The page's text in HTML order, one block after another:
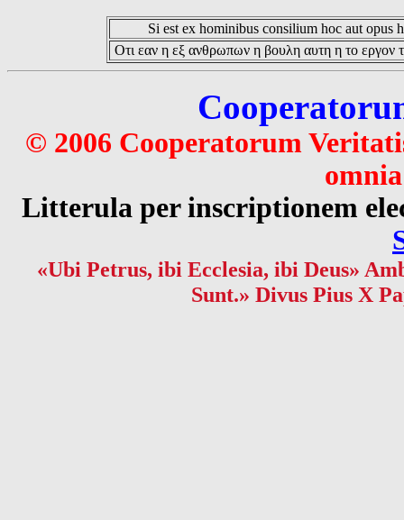
Si est ex hominibus consilium hoc aut opus
Οτι εαν η εξ ανθρωπων η βουλη αυτη η το εργον
© 2006 Cooperatorum
Litterula per inscriptionem
«Ubi Petrus, ibi Ecclesia, ibi Deus»
Sunt.» Divus Pius X